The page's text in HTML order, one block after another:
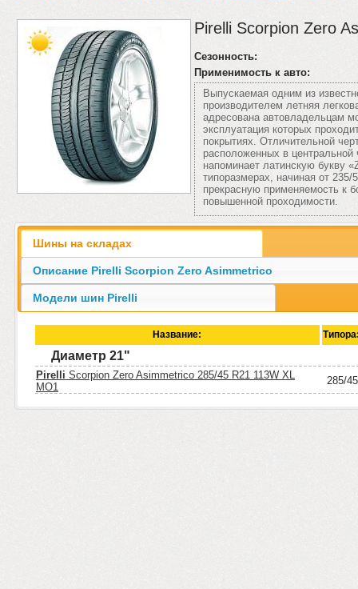
Pirelli Scorpion Zero
Сезонность:
Применимость к авто:
Выпускаемая одним из
производителем летняя
адресована автовладельцам
эксплуатация которых
покрытиях. Отличительной
расположенных в центральной
напоминает латинскую букву
типоразмерах, начиная от 235/
прекрасную применяемость к
повышенной проходимости.
Шины на складах
Описание Pirelli Scorpion Zero Asimmetrico
Модели шин Pirelli
Название:
Диаметр 21"
Pirelli Scorpion Zero Asimmetrico 285/45 R21 113W XL
MO1
285/